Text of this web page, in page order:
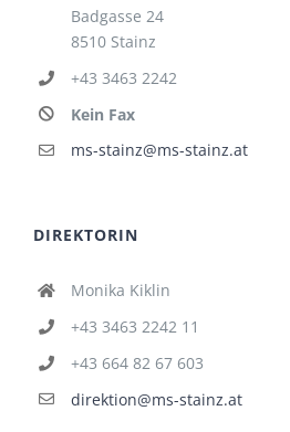
Badgasse 24
8510 Stainz
+43 3463 2242
Kein Fax
ms-stainz@ms-stainz.at
DIREKTORIN
Monika Kiklin
+43 3463 2242 11
+43 664 82 67 603
direktion@ms-stainz.at